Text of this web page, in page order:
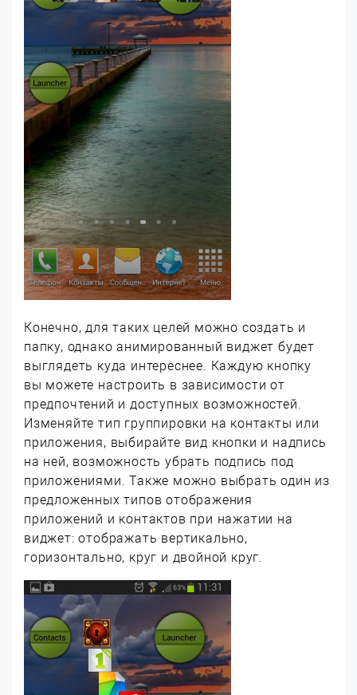
Конечно, для таких целей можно создать и
папку, однако анимированный виджет будет
выглядеть куда интереснее. Каждую кнопку
вы можете настроить в зависимости от
предпочтений и доступных возможностей.
Изменяйте тип группировки на контакты или
приложения, выбирайте вид кнопки и надпись
на ней, возможность убрать подпись под
приложениями. Также можно выбрать один из
предложенных типов отображения
приложений и контактов при нажатии на
виджет: отображать вертикально,
горизонтально, круг и двойной круг.